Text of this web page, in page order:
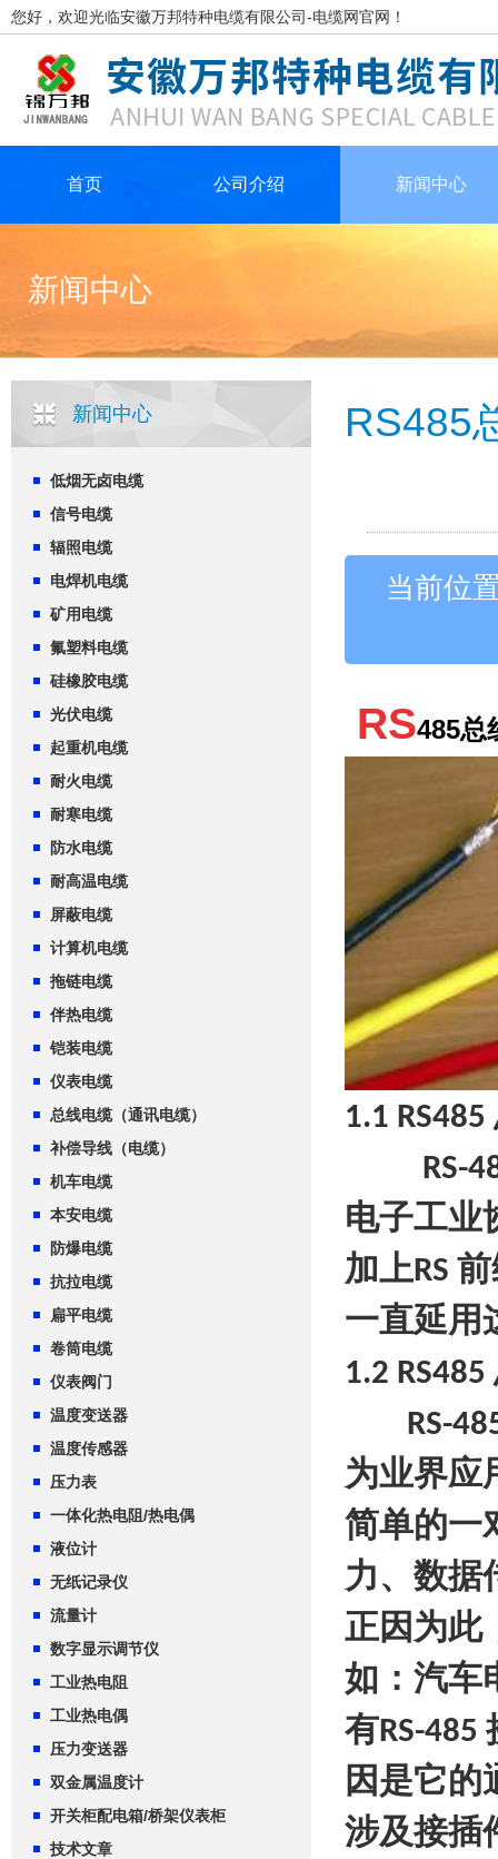
您好，欢迎光临安徽万邦特种电缆有限公司-电缆网官网！
首页 公司介绍 新闻中心
新闻中心
新闻中心
低烟无卤电缆
信号电缆
辐照电缆
电焊机电缆
矿用电缆
氟塑料电缆
硅橡胶电缆
光伏电缆
起重机电缆
耐火电缆
耐寒电缆
防水电缆
耐高温电缆
屏蔽电缆
计算机电缆
拖链电缆
伴热电缆
铠装电缆
仪表电缆
总线电缆（通讯电缆）
补偿导线（电缆）
机车电缆
本安电缆
防爆电缆
抗拉电缆
扁平电缆
卷筒电缆
仪表阀门
温度变送器
温度传感器
压力表
一体化热电阻/热电偶
液位计
无纸记录仪
流量计
数字显示调节仪
工业热电阻
工业热电偶
压力变送器
双金属温度计
开关柜配电箱/桥架仪表柜
技术文章
RS485
当前位
RS485总
1.1 RS485
RS-
电子工业
加上RS
一直延用
1.2 RS485
RS-
为业界应
简单的一
力、数据
正因为此
如：汽车
有RS-485
因是它的
涉及接插